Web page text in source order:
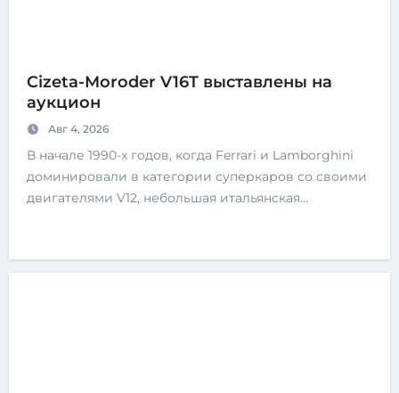
Cizeta-Moroder V16T выставлены на
аукцион
Авг 4, 2026
В начале 1990-х годов, когда Ferrari и Lamborghini
доминировали в категории суперкаров со своими
двигателями V12, небольшая итальянская…